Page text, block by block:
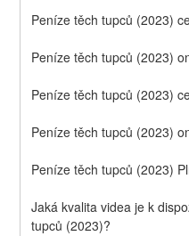
Peníze těch tupců (2023)
Peníze těch tupců (2023)
Peníze těch tupců (2023)
Peníze těch tupců (2023)
Peníze těch tupců (2023)
Jaká kvalita videa je k
tupců (2023)?